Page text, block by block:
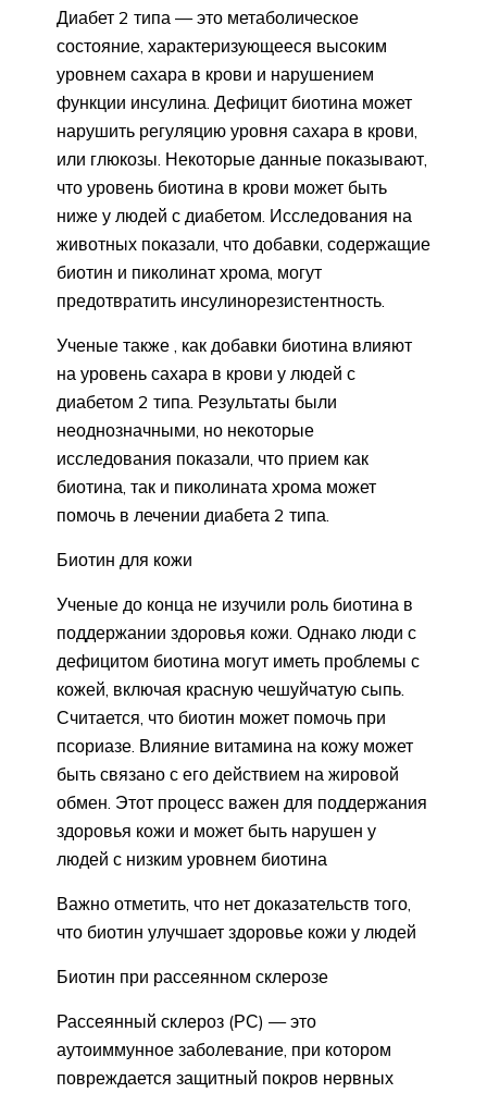
Диабет 2 типа — это метаболическое
состояние, характеризующееся высоким
уровнем сахара в крови и нарушением
функции инсулина. Дефицит биотина может
нарушить регуляцию уровня сахара в крови,
или глюкозы. Некоторые данные показывают,
что уровень биотина в крови может быть
ниже у людей с диабетом. Исследования на
животных показали, что добавки, содержащие
биотин и пиколинат хрома, могут
предотвратить инсулинорезистентность.
Ученые также , как добавки биотина влияют
на уровень сахара в крови у людей с
диабетом 2 типа. Результаты были
неоднозначными, но некоторые
исследования показали, что прием как
биотина, так и пиколината хрома может
помочь в лечении диабета 2 типа.
Биотин для кожи
Ученые до конца не изучили роль биотина в
поддержании здоровья кожи. Однако люди с
дефицитом биотина могут иметь проблемы с
кожей, включая красную чешуйчатую сыпь.
Считается, что биотин может помочь при
псориазе. Влияние витамина на кожу может
быть связано с его действием на жировой
обмен. Этот процесс важен для поддержания
здоровья кожи и может быть нарушен у
людей с низким уровнем биотина
Важно отметить, что нет доказательств того,
что биотин улучшает здоровье кожи у людей
Биотин при рассеянном склерозе
Рассеянный склероз (РС) — это
аутоиммунное заболевание, при котором
повреждается защитный покров нервных